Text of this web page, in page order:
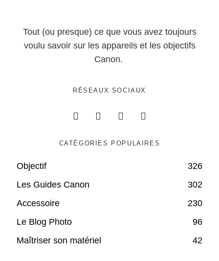
Tout (ou presque) ce que vous avez toujours
voulu savoir sur les appareils et les objectifs
Canon.
RÉSEAUX SOCIAUX
CATÉGORIES POPULAIRES
Objectif
326
Les Guides Canon
302
Accessoire
230
Le Blog Photo
96
Maîtriser son matériel
42